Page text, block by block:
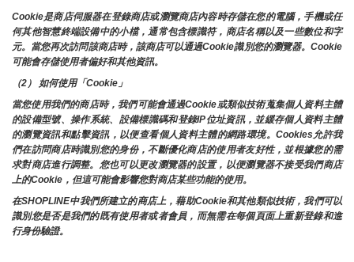
Cookie是商店伺服器在登錄商店或瀏覽商店內容時存儲在您的電腦，手機或任
何其他智慧終端設備中的小檔，通常包含標識符，商店名稱以及一些數位和字
元。當您再次訪問該商店時，該商店可以通過Cookie識別您的瀏覽器。Cookie
可能會存儲使用者偏好和其他資訊。
（2） 如何使用「Cookie」
當您使用我們的商店時，我們可能會通過Cookie或類似技術蒐集個人資料主體
的設備型號、操作系統、設備標識碼和登錄IP位址資訊，並緩存個人資料主體
的瀏覽資訊和點擊資訊，以便查看個人資料主體的網路環境。Cookies允許我
們在訪問商店時識別您的身份，不斷優化商店的使用者友好性，並根據您的需
求對商店進行調整。您也可以更改瀏覽器的設置，以便瀏覽器不接受我們商店
上的Cookie，但這可能會影響您對商店某些功能的使用。
在SHOPLINE中我們所建立的商店上，藉助Cookie和其他類似技術，我們可以
識別您是否是我們的既有使用者或者會員，而無需在每個頁面上重新登錄和進
行身份驗證。